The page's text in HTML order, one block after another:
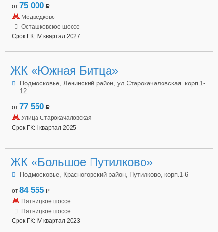
от 75 000 a
Медведково
Осташковское шоссе
Срок ГК: IV квартал 2027
ЖК «Южная Битца»
Подмосковье, Ленинский район, ул.Старокачаловская. корп.1-
12
от 77 550 a
Улица Старокачаловская
Срок ГК: I квартал 2025
ЖК «Большое Путилково»
Подмосковье, Красногорский район, Путилково, корп.1-6
от 84 555 a
Пятницкое шоссе
Пятницкое шоссе
Срок ГК: IV квартал 2023